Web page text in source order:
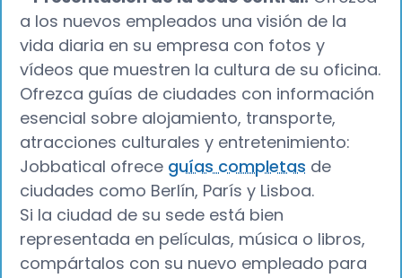
a los nuevos empleados una visión de la
vida diaria en su empresa con fotos y
vídeos que muestren la cultura de su oficina.
Ofrezca guías de ciudades con información
esencial sobre alojamiento, transporte,
atracciones culturales y entretenimiento:
Jobbatical ofrece guías completas de
ciudades como Berlín, París y Lisboa.
Si la ciudad de su sede está bien
representada en películas, música o libros,
compártalos con su nuevo empleado para